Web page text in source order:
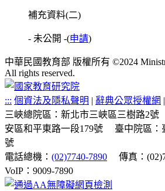
補充資料(二)
- 未公開 -(申請)
中華民國教育部 版權所有 ©2024
All rights reserved.
::: 個資法及隱私聲明 | 辭典公眾授權網 |
三峽總院區：新北市三峽區三樹路2號
安區和平東路一段179號
臺中院區：
號
電話總機： (02)7740-7890 傳真：
VoIP：9009-7890